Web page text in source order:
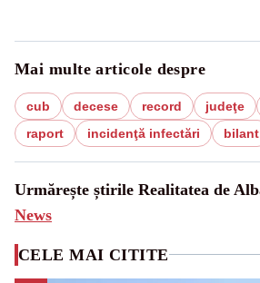
Mai multe articole despre
cub decese record judeţe
raport
incidenţă infectări bilant
Urmărește știrile Realitatea de
News
CELE MAI CITITE